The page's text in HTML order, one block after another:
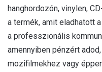
hanghordozón, vinylen,
a termék, amit eladhatott
a professzionális
amennyiben pénzért
mozifilmekhez vagy